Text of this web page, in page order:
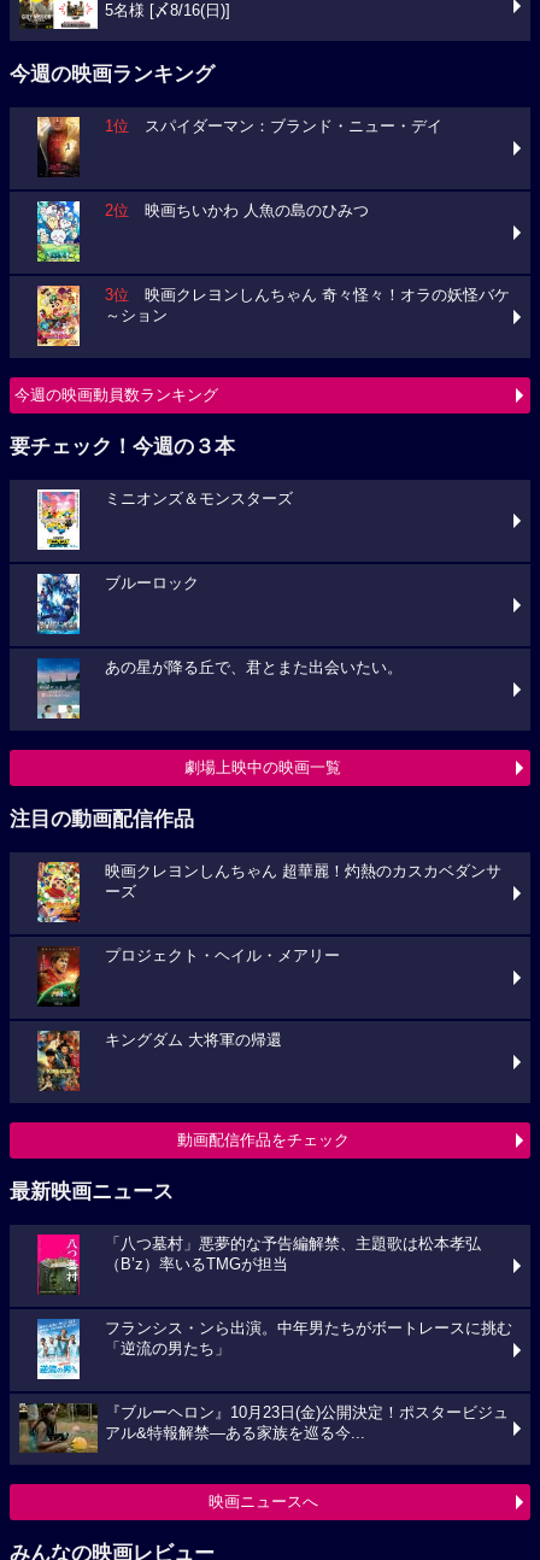
5名様 [〆8/16(日)]
今週の映画ランキング
1位 スパイダーマン：ブランド・ニュー・デイ
2位 映画ちいかわ 人魚の島のひみつ
3位 映画クレヨンしんちゃん 奇々怪々！オラの妖怪バケ
～ション
今週の映画動員数ランキング
要チェック！今週の３本
ミニオンズ＆モンスターズ
ブルーロック
あの星が降る丘で、君とまた出会いたい。
劇場上映中の映画一覧
注目の動画配信作品
映画クレヨンしんちゃん 超華麗！灼熱のカスカベダンサ
ーズ
プロジェクト・ヘイル・メアリー
キングダム 大将軍の帰還
動画配信作品をチェック
最新映画ニュース
「八つ墓村」悪夢的な予告編解禁、主題歌は松本孝弘
（B’z）率いるTMGが担当
フランシス・ンら出演。中年男たちがボートレースに挑む
「逆流の男たち」
『ブルーヘロン』10月23日(金)公開決定！ポスタービジュ
アル&特報解禁―ある家族を巡る今...
映画ニュースへ
みんなの映画レビュー